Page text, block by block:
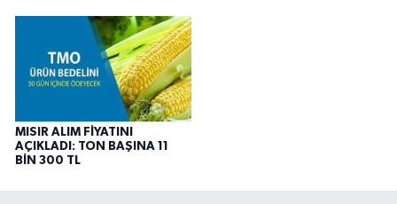
MISIR ALIM FİYATINI
AÇIKLADI: TON BAŞINA 11
BİN 300 TL